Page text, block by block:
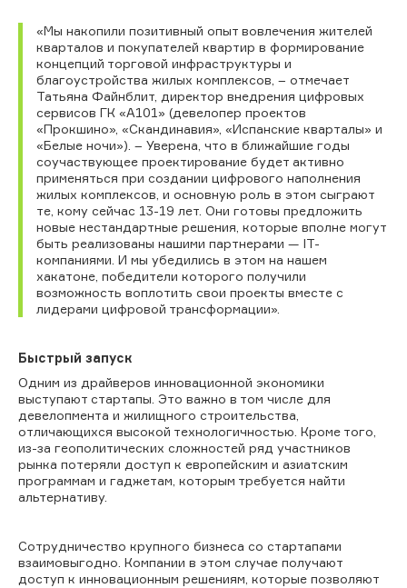
«Мы накопили позитивный опыт вовлечения жителей
кварталов и покупателей квартир в формирование
концепций торговой инфраструктуры и
благоустройства жилых комплексов, – отмечает
Татьяна Файнблит, директор внедрения цифровых
сервисов ГК «А101» (девелопер проектов
«Прокшино», «Скандинавия», «Испанские кварталы» и
«Белые ночи»). – Уверена, что в ближайшие годы
соучаствующее проектирование будет активно
применяться при создании цифрового наполнения
жилых комплексов, и основную роль в этом сыграют
те, кому сейчас 13-19 лет. Они готовы предложить
новые нестандартные решения, которые вполне могут
быть реализованы нашими партнерами — IT-
компаниями. И мы убедились в этом на нашем
хакатоне, победители которого получили
возможность воплотить свои проекты вместе с
лидерами цифровой трансформации».
Быстрый запуск
Одним из драйверов инновационной экономики
выступают стартапы. Это важно в том числе для
девелопмента и жилищного строительства,
отличающихся высокой технологичностью. Кроме того,
из-за геополитических сложностей ряд участников
рынка потеряли доступ к европейским и азиатским
программам и гаджетам, которым требуется найти
альтернативу.
Сотрудничество крупного бизнеса со стартапами
взаимовыгодно. Компании в этом случае получают
доступ к инновационным решениям, которые позволяют